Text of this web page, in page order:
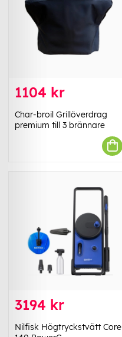
1104 kr
Char-broil Grillöverdrag
premium till 3 brännare
3194 kr
Nilfisk Högtryckstvätt Core